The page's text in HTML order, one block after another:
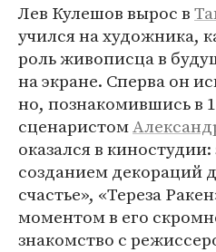
Лев Кулешов вырос в
учился на художника,
роль живописца в
на экране. Сперва он
но, познакомившись в
сценаристом
оказался в
созданием декораций
счастье», «Тереза
моментом в его
знакомство с